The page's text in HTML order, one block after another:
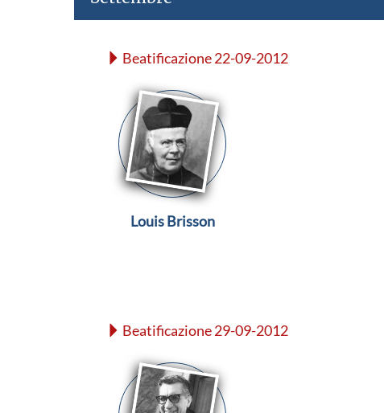
Beatificazione 22-09-2012
Louis Brisson
Beatificazione 29-09-2012